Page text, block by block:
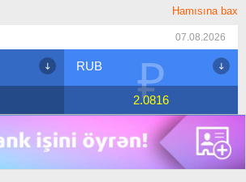
Hamısına bax
07.08.2026
₽
RUB
2.0816